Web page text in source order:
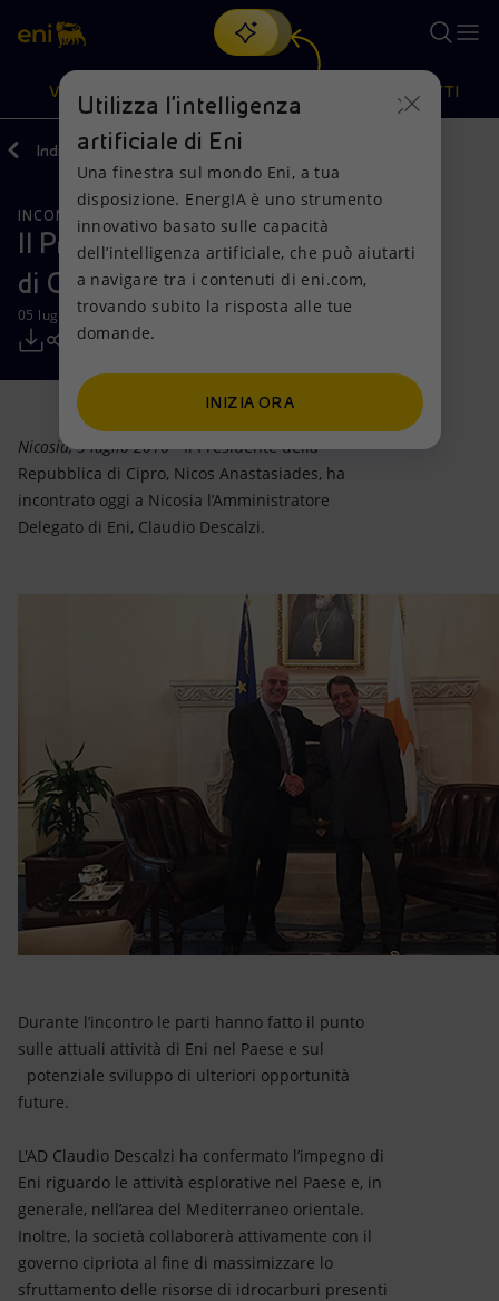
Cerca
scopri EnergIA, la nostra nuova soluzione di intelligenza
artificiale.
VISIONE
Visione
Mission e valori
Persone e Partnership
Net Zero
Modello satellitare
Energia accessibile
Azioni
Diversificazione energetica
Tecnologie per la transizione
Collaborazioni per l'innovazione
Attività nel mondo
PRODOTTI
Prodotti
Casa
Imprese
Mobilità
Indietro Media Comunicati Stampa
INCONTRI E ACCORDI RISORSE NATURALI
Il Presidente della Repubblica
di Cipro incontra l’AD di Eni
05 luglio 2016 - 13:05 CEST
Nicosia, 5 luglio 2016- Il Presidente della
Repubblica di Cipro, Nicos Anastasiades, ha
incontrato oggi a Nicosia l’Amministratore
Delegato di Eni, Claudio Descalzi.
Durante l’incontro le parti hanno fatto il punto
sulle attuali attività di Eni nel Paese e sul
potenziale sviluppo di ulteriori opportunità
future.
L'AD Claudio Descalzi ha confermato l’impegno di
Eni riguardo le attività esplorative nel Paese e, in
generale, nell’area del Mediterraneo orientale.
Inoltre, la società collaborerà attivamente con il
governo cipriota al fine di massimizzare lo
sfruttamento delle risorse di idrocarburi presenti
Utilizza l'intelligenza
artificiale di Eni
Una finestra sul mondo Eni, a tua
disposizione. EnergIA è uno strumento
innovativo basato sulle capacità
dell’intelligenza artificiale, che può aiutarti
a navigare tra i contenuti di eni.com,
trovando subito la risposta alle tue
domande.
INIZIA ORA